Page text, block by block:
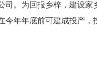
司。为回报乡梓，建设
今年年底前可建成投产